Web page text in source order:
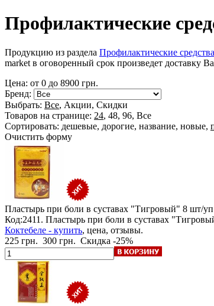
Профилактические
Продукцию из раздела Профилактические
market в оговоренный срок произведет доставку
Цена: от 0 до 8900 грн.
Бренд:
Выбрать: Все, Акции, Скидки
Товаров на странице: 24, 48, 96, Все
Сортировать: дешевые, дорогие, название, новые,
Очистить форму
Пластырь при боли в суставах "Тигровый" 8 шт/уп
Код:2411. Пластырь при боли в суставах
Коктебеле - купить, цена, отзывы.
225 грн. 300 грн. Скидка -25%